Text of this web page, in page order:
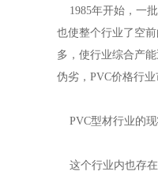
1985年开始，一批
也使整个行业了空
多，使行业综合产
伪劣，PVC价格行
PVC型材行业的现
这个行业内也存在